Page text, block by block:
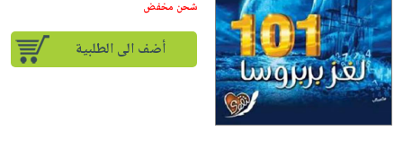
إختياراتنا
كتب
أكاديمية
صندوق
القراءة
iKitab
بلا
حدود
أسئلة
يتكرر
أسئلة
يتكرر
طرحها
تحميل
المواضيع
الأكثر
مبيعاً
إختياراتنا
تعليمية
الصحة
والعناية
الشخصية
شحن مخفض
أضف الى الطلبية